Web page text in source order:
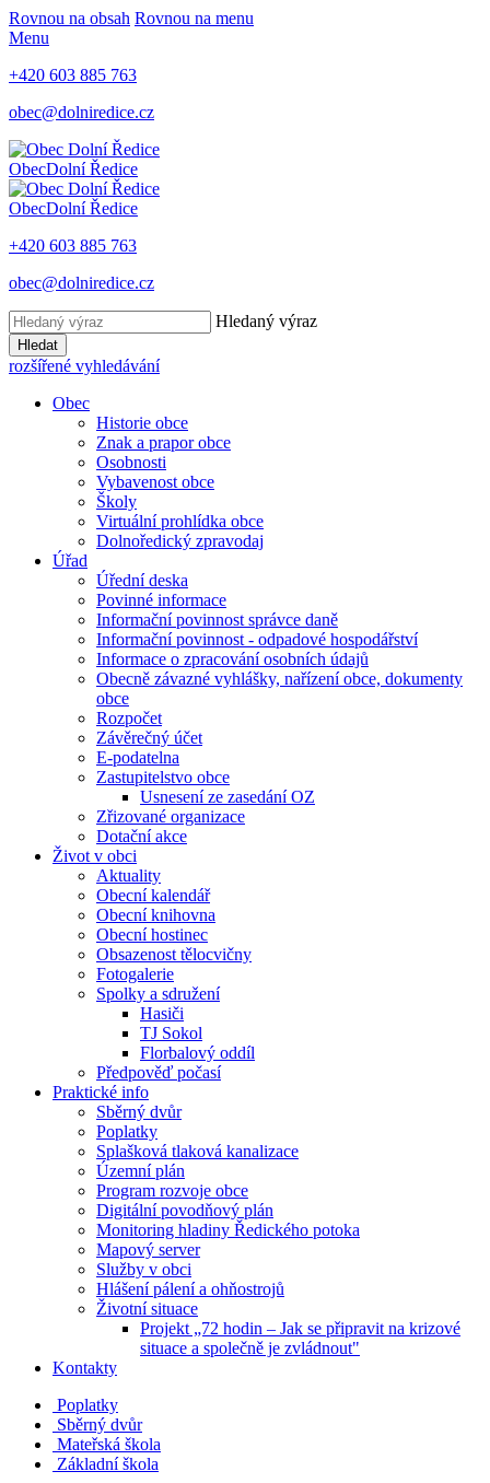
Rovnou na obsah Rovnou na menu
Menu
+420 603 885 763
obec@dolniredice.cz
ObecDolní Ředice
ObecDolní Ředice
+420 603 885 763
obec@dolniredice.cz
Hledaný výraz
Hledat
rozšířené vyhledávání
Obec
Historie obce
Znak a prapor obce
Osobnosti
Vybavenost obce
Školy
Virtuální prohlídka obce
Dolnoředický zpravodaj
Úřad
Úřední deska
Povinné informace
Informační povinnost správce daně
Informační povinnost - odpadové hospodářství
Informace o zpracování osobních údajů
Obecně závazné vyhlášky, nařízení obce, dokumenty
obce
Rozpočet
Závěrečný účet
E-podatelna
Zastupitelstvo obce
Usnesení ze zasedání OZ
Zřizované organizace
Dotační akce
Život v obci
Aktuality
Obecní kalendář
Obecní knihovna
Obecní hostinec
Obsazenost tělocvičny
Fotogalerie
Spolky a sdružení
Hasiči
TJ Sokol
Florbalový oddíl
Předpověď počasí
Praktické info
Sběrný dvůr
Poplatky
Splašková tlaková kanalizace
Územní plán
Program rozvoje obce
Digitální povodňový plán
Monitoring hladiny Ředického potoka
Mapový server
Služby v obci
Hlášení pálení a ohňostrojů
Životní situace
Projekt „72 hodin – Jak se připravit na krizové
situace a společně je zvládnout"
Kontakty
Poplatky
Sběrný dvůr
Mateřská škola
Základní škola